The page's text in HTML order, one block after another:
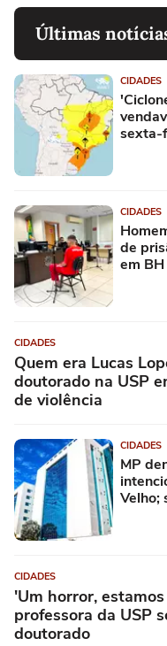
Últimas
CIDADES
sexta-
CIDADES
de
em BH
CIDADES
Quem era Lucas
doutorado na USP
de violência
CIDADES
MP
Velho;
CIDADES
'Um horror,
professora da USP
doutorado